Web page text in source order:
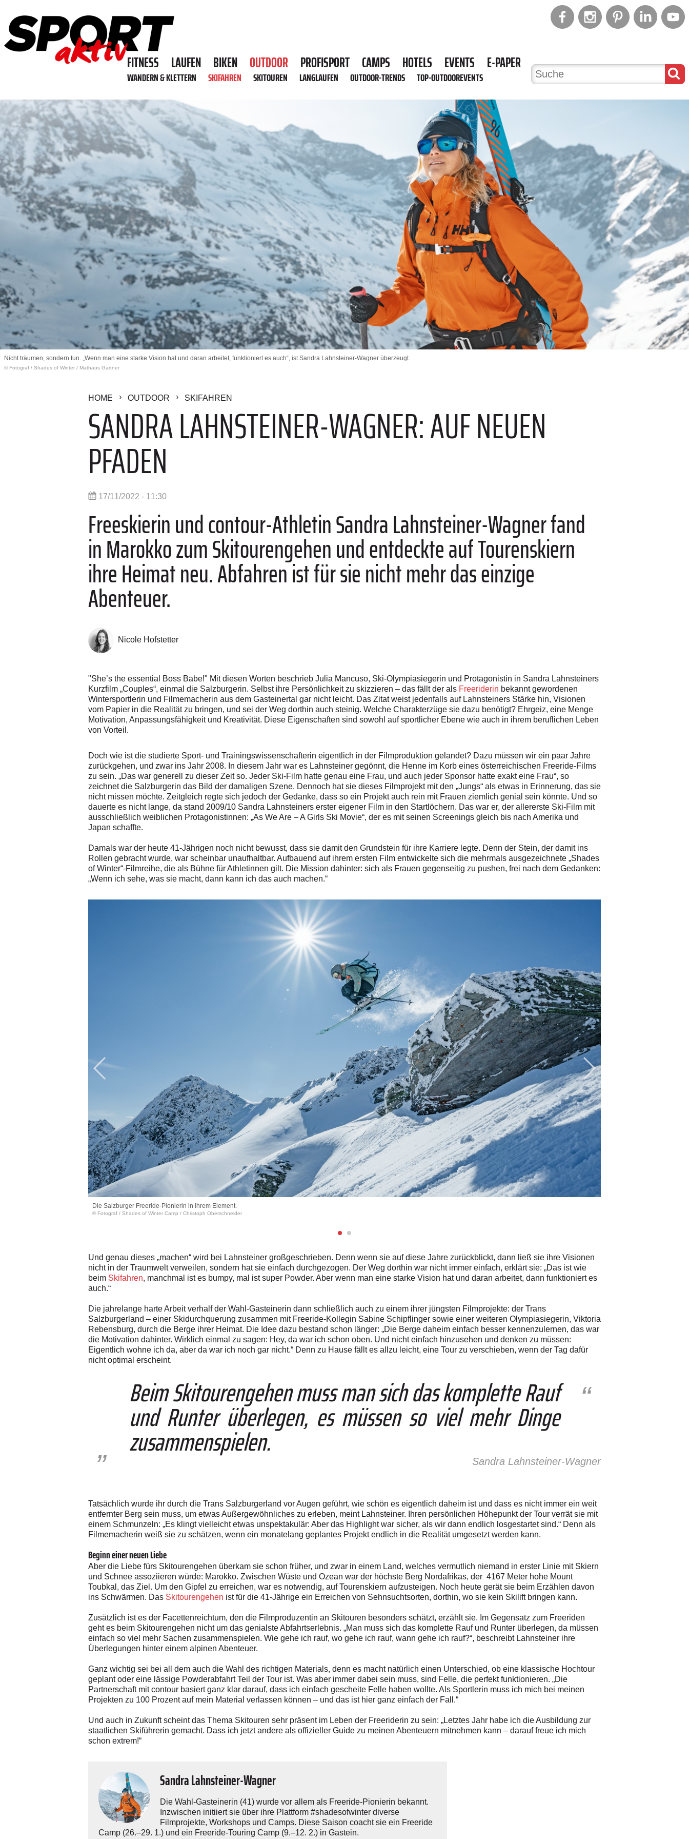
FITNESS LAUFEN BIKEN OUTDOOR PROFISPORT CAMPS HOTELS EVENTS E-PAPER
WANDERN & KLETTERN SKIFAHREN SKITOUREN LANGLAUFEN OUTDOOR-TRENDS TOP-OUTDOOREVENTS
Nicht träumen, sondern tun. „Wenn man eine starke Vision hat und daran arbeitet, funktioniert es auch“, ist Sandra Lahnsteiner-Wagner überzeugt.
© Fotograf / Shades of Winter / Mathäus Gartner
HOME OUTDOOR SKIFAHREN
SANDRA LAHNSTEINER-WAGNER: AUF NEUEN
PFADEN
17/11/2022 - 11:30
Freeskierin und contour-Athletin Sandra Lahnsteiner-Wagner fand
in Marokko zum Skitourengehen und entdeckte auf Tourenskiern
ihre Heimat neu. Abfahren ist für sie nicht mehr das einzige
Abenteuer.
Nicole Hofstetter
"She’s the essential Boss Babe!" Mit diesen Worten beschrieb Julia Mancuso, Ski-Olympiasiegerin und Protagonistin in Sandra Lahnsteiners
Kurzfilm „Couples“, einmal die Salzburgerin. Selbst ihre Persönlichkeit zu skizzieren – das fällt der als Freeriderin bekannt gewordenen
Wintersportlerin und Filmemacherin aus dem Gasteinertal gar nicht leicht. Das Zitat weist jedenfalls auf Lahnsteiners Stärke hin, Visionen
vom Papier in die Realität zu bringen, und sei der Weg dorthin auch steinig. Welche Charakterzüge sie dazu benötigt? Ehrgeiz, eine Menge
Motivation, Anpassungsfähigkeit und Kreativität. Diese Eigenschaften sind sowohl auf sportlicher Ebene wie auch in ihrem beruflichen Leben
von Vorteil.
Doch wie ist die studierte Sport- und Trainingswissenschafterin eigentlich in der Filmproduktion gelandet? Dazu müssen wir ein paar Jahre
zurückgehen, und zwar ins Jahr 2008. In diesem Jahr war es Lahnsteiner gegönnt, die Henne im Korb eines österreichischen Freeride-Films
zu sein. „Das war generell zu dieser Zeit so. Jeder Ski-Film hatte genau eine Frau, und auch jeder Sponsor hatte exakt eine Frau“, so
zeichnet die Salzburgerin das Bild der damaligen Szene. Dennoch hat sie dieses Filmprojekt mit den „Jungs“ als etwas in Erinnerung, das sie
nicht missen möchte. Zeitgleich regte sich jedoch der Gedanke, dass so ein Projekt auch rein mit Frauen ziemlich genial sein könnte. Und so
dauerte es nicht lange, da stand 2009/10 Sandra Lahnsteiners erster eigener Film in den Startlöchern. Das war er, der allererste Ski-Film mit
ausschließlich weiblichen Protagonistinnen: „As We Are – A Girls Ski Movie“, der es mit seinen Screenings gleich bis nach Amerika und
Japan schaffte.
Damals war der heute 41-Jährigen noch nicht bewusst, dass sie damit den Grundstein für ihre Karriere legte. Denn der Stein, der damit ins
Rollen gebracht wurde, war scheinbar unaufhaltbar. Aufbauend auf ihrem ersten Film entwickelte sich die mehrmals ausgezeichnete „Shades
of Winter“-Filmreihe, die als Bühne für Athletinnen gilt. Die Mission dahinter: sich als Frauen gegenseitig zu pushen, frei nach dem Gedanken:
„Wenn ich sehe, was sie macht, dann kann ich das auch machen.“
Die Salzburger Freeride-Pionierin in ihrem Element.
© Fotograf / Shades of Winter Camp / Christoph Oberschneider
Und genau dieses „machen“ wird bei Lahnsteiner großgeschrieben. Denn wenn sie auf diese Jahre zurückblickt, dann ließ sie ihre Visionen
nicht in der Traumwelt verweilen, sondern hat sie einfach durchgezogen. Der Weg dorthin war nicht immer einfach, erklärt sie: „Das ist wie
beim Skifahren, manchmal ist es bumpy, mal ist super Powder. Aber wenn man eine starke Vision hat und daran arbeitet, dann funktioniert es
auch.“
Die jahrelange harte Arbeit verhalf der Wahl-Gasteinerin dann schließlich auch zu einem ihrer jüngsten Filmprojekte: der Trans
Salzburgerland – einer Skidurchquerung zusammen mit Freeride-Kollegin Sabine Schipflinger sowie einer weiteren Olympiasiegerin, Viktoria
Rebensburg, durch die Berge ihrer Heimat. Die Idee dazu bestand schon länger: „Die Berge daheim einfach besser kennenzulernen, das war
die Motivation dahinter. Wirklich einmal zu sagen: Hey, da war ich schon oben. Und nicht einfach hinzusehen und denken zu müssen:
Eigentlich wohne ich da, aber da war ich noch gar nicht.“ Denn zu Hause fällt es allzu leicht, eine Tour zu verschieben, wenn der Tag dafür
nicht optimal erscheint.
Beim Skitourengehen muss man sich das komplette Rauf
und Runter überlegen, es müssen so viel mehr Dinge
zusammenspielen. Sandra Lahnsteiner-Wagner
Tatsächlich wurde ihr durch die Trans Salzburgerland vor Augen geführt, wie schön es eigentlich daheim ist und dass es nicht immer ein weit
entfernter Berg sein muss, um etwas Außergewöhnliches zu erleben, meint Lahnsteiner. Ihren persönlichen Höhepunkt der Tour verrät sie mit
einem Schmunzeln: „Es klingt vielleicht etwas unspektakulär: Aber das Highlight war sicher, als wir dann endlich losgestartet sind.“ Denn als
Filmemacherin weiß sie zu schätzen, wenn ein monatelang geplantes Projekt endlich in die Realität umgesetzt werden kann.
Beginn einer neuen Liebe
Aber die Liebe fürs Skitourengehen überkam sie schon früher, und zwar in einem Land, welches vermutlich niemand in erster Linie mit Skiern
und Schnee assoziieren würde: Marokko. Zwischen Wüste und Ozean war der höchste Berg Nordafrikas, der 4167 Meter hohe Mount
Toubkal, das Ziel. Um den Gipfel zu erreichen, war es notwendig, auf Tourenskiern aufzusteigen. Noch heute gerät sie beim Erzählen davon
ins Schwärmen. Das Skitourengehen ist für die 41-Jährige ein Erreichen von Sehnsuchtsorten, dorthin, wo sie kein Skilift bringen kann.
Zusätzlich ist es der Facettenreichtum, den die Filmproduzentin an Skitouren besonders schätzt, erzählt sie. Im Gegensatz zum Freeriden
geht es beim Skitourengehen nicht um das genialste Abfahrtserlebnis. „Man muss sich das komplette Rauf und Runter überlegen, da müssen
einfach so viel mehr Sachen zusammenspielen. Wie gehe ich rauf, wo gehe ich rauf, wann gehe ich rauf?“, beschreibt Lahnsteiner ihre
Überlegungen hinter einem alpinen Abenteuer.
Ganz wichtig sei bei all dem auch die Wahl des richtigen Materials, denn es macht natürlich einen Unterschied, ob eine klassische Hochtour
geplant oder eine lässige Powderabfahrt Teil der Tour ist. Was aber immer dabei sein muss, sind Felle, die perfekt funktionieren. „Die
Partnerschaft mit contour basiert ganz klar darauf, dass ich einfach gescheite Felle haben wollte. Als Sportlerin muss ich mich bei meinen
Projekten zu 100 Prozent auf mein Material verlassen können – und das ist hier ganz einfach der Fall.“
Und auch in Zukunft scheint das Thema Skitouren sehr präsent im Leben der Freeriderin zu sein: „Letztes Jahr habe ich die Ausbildung zur
staatlichen Skiführerin gemacht. Dass ich jetzt andere als offizieller Guide zu meinen Abenteuern mitnehmen kann – darauf freue ich mich
schon extrem!“
Sandra Lahnsteiner-Wagner
Die Wahl-Gasteinerin (41) wurde vor allem als Freeride-­Pionierin bekannt.
Inzwischen initiiert sie über ihre Plattform #shadesofwinter diverse
Filmprojekte, Workshops und Camps. Diese Saison coacht sie ein Freeride
Camp (26.–29. 1.) und ein Freeride-Touring Camp (9.–12. 2.) in Gastein.